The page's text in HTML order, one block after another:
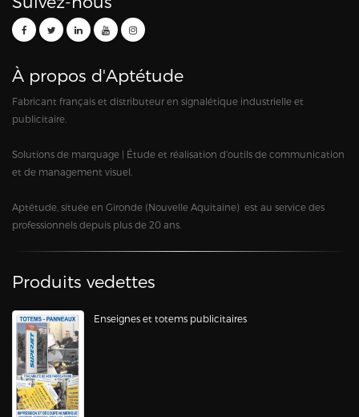
À propos d'Aptétude
Fabricant français et distributeur en signalétique industrielle et
publicitaire.
Solutions de marquage | Étude et réalisation d'outils de communication
et de management visuel.
Aptétude, située en Gironde (Nouvelle Aquitaine) est au service des
professionnels depuis plus de 20 ans.
Produits vedettes
Enseignes et totems publicitaires